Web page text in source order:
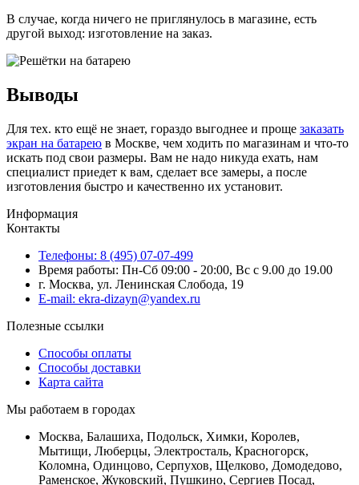
В случае, когда ничего не приглянулось в магазине, есть
другой выход: изготовление на заказ.
Выводы
Для тех. кто ещё не знает, гораздо выгоднее и проще заказать
экран на батарею в Москве, чем ходить по магазинам и что-то
искать под свои размеры. Вам не надо никуда ехать, нам
специалист приедет к вам, сделает все замеры, а после
изготовления быстро и качественно их установит.
Информация
Контакты
Телефоны: 8 (495) 07-07-499
Время работы: Пн-Сб 09:00 - 20:00, Вс с 9.00 до 19.00
г. Москва, ул. Ленинская Слобода, 19
E-mail: ekra-dizayn@yandex.ru
Полезные ссылки
Способы оплаты
Способы доставки
Карта сайта
Мы работаем в городах
Москва, Балашиха, Подольск, Химки, Королев,
Мытищи, Люберцы, Электросталь, Красногорск,
Коломна, Одинцово, Серпухов, Щелково, Домодедово,
Раменское, Жуковский, Пушкино, Сергиев Посад,